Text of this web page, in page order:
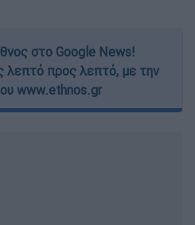
στο Google News!
λεπτό προς λεπτό, με την
www.ethnos.gr